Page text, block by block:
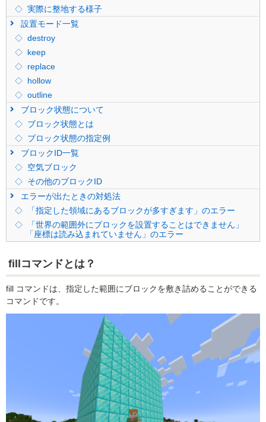
実際に整地する様子
設置モード一覧
destroy
keep
replace
hollow
outline
ブロック状態について
ブロック状態とは
ブロック状態の指定例
ブロックID一覧
空気ブロック
その他のブロックID
エラーが出たときの対処法
「指定した領域にあるブロックが多すぎます」のエラー
「世界の範囲外にブロックを設置することはできません」
「座標は読み込まれていません」のエラー
fillコマンドとは？
fill コマンドは、指定した範囲にブロックを敷き詰めることができる
コマンドです。